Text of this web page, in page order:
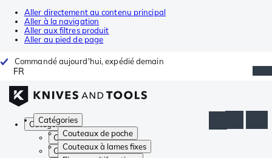
Aller directement au contenu principal
Aller à la navigation
Aller aux filtres produit
Aller au pied de page
Commandé aujourd'hui, expédié demain
FR
Catégories
Couteaux de poche
Couteaux à lames fixes
Catégories
Couteaux de poche
Couteaux à lames fixes